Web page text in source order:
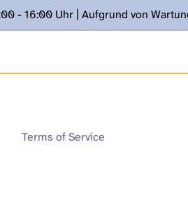
- 16:00 Uhr | Aufgrund von
Terms of Service